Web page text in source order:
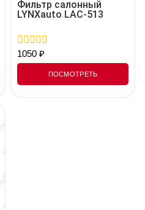
Фильтр салонный
LYNXauto LAC-513
0
out
5
1050 ₽
ПОСМОТРЕТЬ